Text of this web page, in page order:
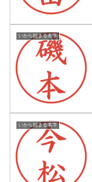
いから始まる名字
いから始まる名字